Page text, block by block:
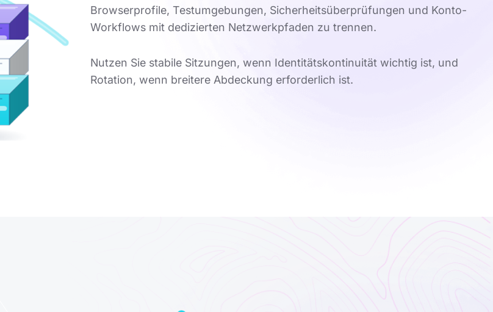
Browserprofile, Testumgebungen, Sicherheitsüberprüfungen und Konto-
Workflows mit dedizierten Netzwerkpfaden zu trennen.
Nutzen Sie stabile Sitzungen, wenn Identitätskontinuität wichtig ist, und
Rotation, wenn breitere Abdeckung erforderlich ist.